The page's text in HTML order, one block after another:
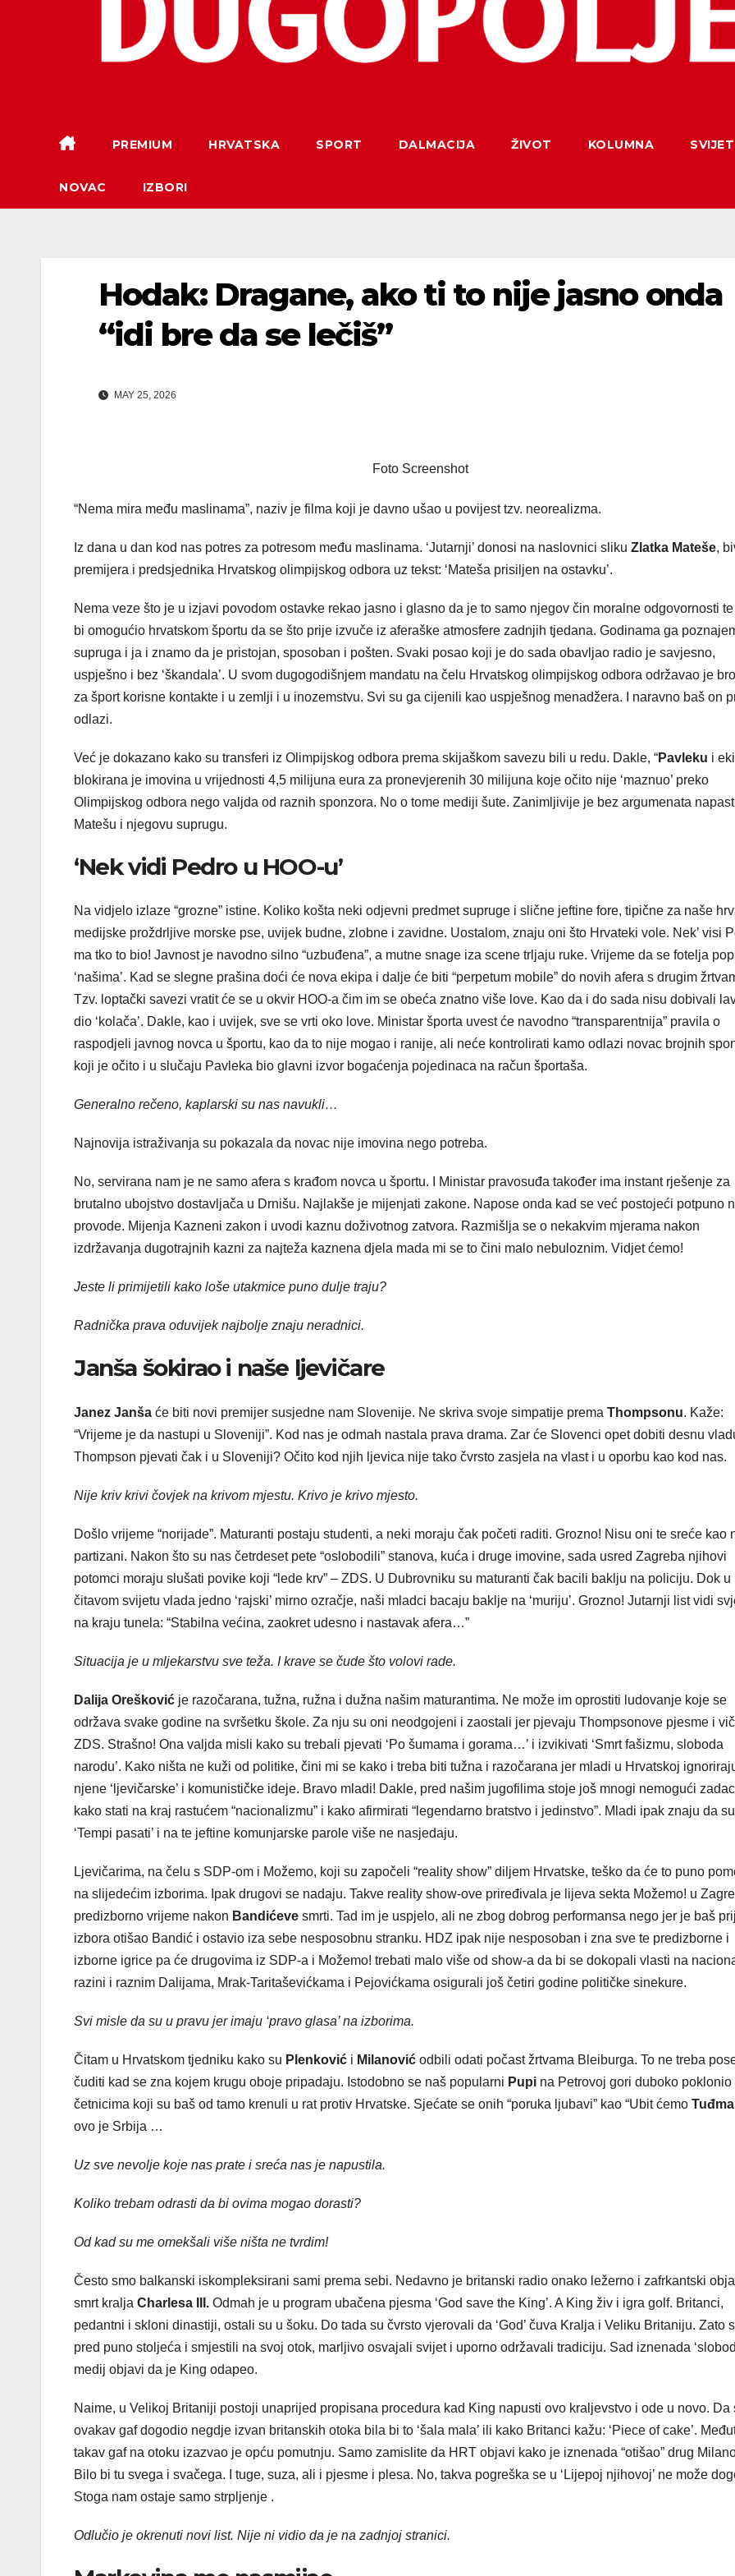
PREMIUM HRVATSKA SPORT DALMACIJA ŽIVOT KOLUMNA SVIJET
NOVAC IZBORI
Hodak: Dragane, ako ti to nije jasno onda
“idi bre da se lečiš”
MAY 25, 2026
Foto Screenshot
“Nema mira među maslinama”, naziv je filma koji je davno ušao u povijest tzv. neorealizma.
Iz dana u dan kod nas potres za potresom među maslinama. ‘Jutarnji’ donosi na naslovnici sliku Zlatka Mateše,
premijera i predsjednika Hrvatskog olimpijskog odbora uz tekst: ‘Mateša prisiljen na ostavku’.
Nema veze što je u izjavi povodom ostavke rekao jasno i glasno da je to samo njegov čin moralne odgovornosti
bi omogućio hrvatskom športu da se što prije izvuče iz aferaške atmosfere zadnjih tjedana. Godinama ga
supruga i ja i znamo da je pristojan, sposoban i pošten. Svaki posao koji je do sada obavljao radio je savjesno,
uspješno i bez ‘škandala’. U svom dugogodišnjem mandatu na čelu Hrvatskog olimpijskog odbora održavao je
za šport korisne kontakte i u zemlji i u inozemstvu. Svi su ga cijenili kao uspješnog menadžera. I naravno baš on
odlazi.
Već je dokazano kako su transferi iz Olimpijskog odbora prema skijaškom savezu bili u redu. Dakle, “Pavleku i
blokirana je imovina u vrijednosti 4,5 milijuna eura za pronevjerenih 30 milijuna koje očito nije ‘maznuo’ preko
Olimpijskog odbora nego valjda od raznih sponzora. No o tome mediji šute. Zanimljivije je bez argumenata
Matešu i njegovu suprugu.
‘Nek vidi Pedro u HOO-u’
Na vidjelo izlaze “grozne” istine. Koliko košta neki odjevni predmet supruge i slične jeftine fore, tipične za naše
medijske proždrljive morske pse, uvijek budne, zlobne i zavidne. Uostalom, znaju oni što Hrvateki vole. Nek’ visi
ma tko to bio! Javnost je navodno silno “uzbuđena”, a mutne snage iza scene trljaju ruke. Vrijeme da se fotelja
‘našima’. Kad se slegne prašina doći će nova ekipa i dalje će biti “perpetum mobile” do novih afera s drugim
Tzv. loptački savezi vratit će se u okvir HOO-a čim im se obeća znatno više love. Kao da i do sada nisu dobivali
dio ‘kolača’. Dakle, kao i uvijek, sve se vrti oko love. Ministar športa uvest će navodno “transparentnija” pravila o
raspodjeli javnog novca u športu, kao da to nije mogao i ranije, ali neće kontrolirati kamo odlazi novac brojnih
koji je očito i u slučaju Pavleka bio glavni izvor bogaćenja pojedinaca na račun športaša.
Generalno rečeno, kaplarski su nas navukli…
Najnovija istraživanja su pokazala da novac nije imovina nego potreba.
No, servirana nam je ne samo afera s krađom novca u športu. I Ministar pravosuđa također ima instant rješenje za
brutalno ubojstvo dostavljača u Drnišu. Najlakše je mijenjati zakone. Napose onda kad se već postojeći potpuno
provode. Mijenja Kazneni zakon i uvodi kaznu doživotnog zatvora. Razmišlja se o nekakvim mjerama nakon
izdržavanja dugotrajnih kazni za najteža kaznena djela mada mi se to čini malo nebuloznim. Vidjet ćemo!
Jeste li primijetili kako loše utakmice puno dulje traju?
Radnička prava oduvijek najbolje znaju neradnici.
Janša šokirao i naše ljevičare
Janez Janša će biti novi premijer susjedne nam Slovenije. Ne skriva svoje simpatije prema Thompsonu. Kaže:
“Vrijeme je da nastupi u Sloveniji”. Kod nas je odmah nastala prava drama. Zar će Slovenci opet dobiti desnu
Thompson pjevati čak i u Sloveniji? Očito kod njih ljevica nije tako čvrsto zasjela na vlast i u oporbu kao kod nas.
Nije kriv krivi čovjek na krivom mjestu. Krivo je krivo mjesto.
Došlo vrijeme “norijade”. Maturanti postaju studenti, a neki moraju čak početi raditi. Grozno! Nisu oni te sreće kao
partizani. Nakon što su nas četrdeset pete “oslobodili” stanova, kuća i druge imovine, sada usred Zagreba njihovi
potomci moraju slušati povike koji “lede krv” – ZDS. U Dubrovniku su maturanti čak bacili baklju na policiju. Dok u
čitavom svijetu vlada jedno ‘rajski’ mirno ozračje, naši mladci bacaju baklje na ‘muriju’. Grozno! Jutarnji list vidi
na kraju tunela: “Stabilna većina, zaokret udesno i nastavak afera…”
Situacija je u mljekarstvu sve teža. I krave se čude što volovi rade.
Dalija Orešković je razočarana, tužna, ružna i dužna našim maturantima. Ne može im oprostiti ludovanje koje se
održava svake godine na svršetku škole. Za nju su oni neodgojeni i zaostali jer pjevaju Thompsonove pjesme i
ZDS. Strašno! Ona valjda misli kako su trebali pjevati ‘Po šumama i gorama…’ i izvikivati ‘Smrt fašizmu, sloboda
narodu’. Kako ništa ne kuži od politike, čini mi se kako i treba biti tužna i razočarana jer mladi u Hrvatskoj
njene ‘ljevičarske’ i komunističke ideje. Bravo mladi! Dakle, pred našim jugofilima stoje još mnogi nemogući
kako stati na kraj rastućem “nacionalizmu” i kako afirmirati “legendarno bratstvo i jedinstvo”. Mladi ipak znaju da
‘Tempi pasati’ i na te jeftine komunjarske parole više ne nasjedaju.
Ljevičarima, na čelu s SDP-om i Možemo, koji su započeli “reality show” diljem Hrvatske, teško da će to puno
na slijedećim izborima. Ipak drugovi se nadaju. Takve reality show-ove priređivala je lijeva sekta Možemo! u
predizborno vrijeme nakon Bandićeve smrti. Tad im je uspjelo, ali ne zbog dobrog performansa nego jer je baš
izbora otišao Bandić i ostavio iza sebe nesposobnu stranku. HDZ ipak nije nesposoban i zna sve te predizborne i
izborne igrice pa će drugovima iz SDP-a i Možemo! trebati malo više od show-a da bi se dokopali vlasti na
razini i raznim Dalijama, Mrak-Taritaševićkama i Pejovićkama osigurali još četiri godine političke sinekure.
Svi misle da su u pravu jer imaju ‘pravo glasa’ na izborima.
Čitam u Hrvatskom tjedniku kako su Plenković i Milanović odbili odati počast žrtvama Bleiburga. To ne treba
čuditi kad se zna kojem krugu oboje pripadaju. Istodobno se naš popularni Pupi na Petrovoj gori duboko poklonio
četnicima koji su baš od tamo krenuli u rat protiv Hrvatske. Sjećate se onih “poruka ljubavi” kao “Ubit ćemo
ovo je Srbija …
Uz sve nevolje koje nas prate i sreća nas je napustila.
Koliko trebam odrasti da bi ovima mogao dorasti?
Od kad su me omekšali više ništa ne tvrdim!
Često smo balkanski iskompleksirani sami prema sebi. Nedavno je britanski radio onako ležerno i zafrkantski
smrt kralja Charlesa III. Odmah je u program ubačena pjesma ‘God save the King’. A King živ i igra golf. Britanci,
pedantni i skloni dinastiji, ostali su u šoku. Do tada su čvrsto vjerovali da ‘God’ čuva Kralja i Veliku Britaniju. Zato
pred puno stoljeća i smjestili na svoj otok, marljivo osvajali svijet i uporno održavali tradiciju. Sad iznenada
medij objavi da je King odapeo.
Naime, u Velikoj Britaniji postoji unaprijed propisana procedura kad King napusti ovo kraljevstvo i ode u novo. Da
ovakav gaf dogodio negdje izvan britanskih otoka bila bi to ‘šala mala’ ili kako Britanci kažu: ‘Piece of cake’.
takav gaf na otoku izazvao je opću pomutnju. Samo zamislite da HRT objavi kako je iznenada “otišao” drug
Bilo bi tu svega i svačega. I tuge, suza, ali i pjesme i plesa. No, takva pogreška se u ‘Lijepoj njihovoj’ ne može
Stoga nam ostaje samo strpljenje .
Odlučio je okrenuti novi list. Nije ni vidio da je na zadnjoj stranici.